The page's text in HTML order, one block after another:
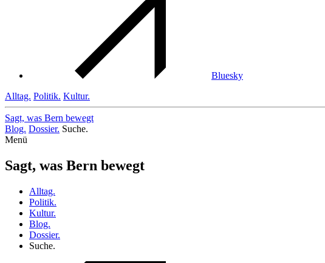
Bluesky
Alltag. Politik. Kultur.
Sagt, was Bern bewegt
Blog. Dossier. Suche.
Menü
Sagt, was Bern bewegt
Alltag.
Politik.
Kultur.
Blog.
Dossier.
Suche.